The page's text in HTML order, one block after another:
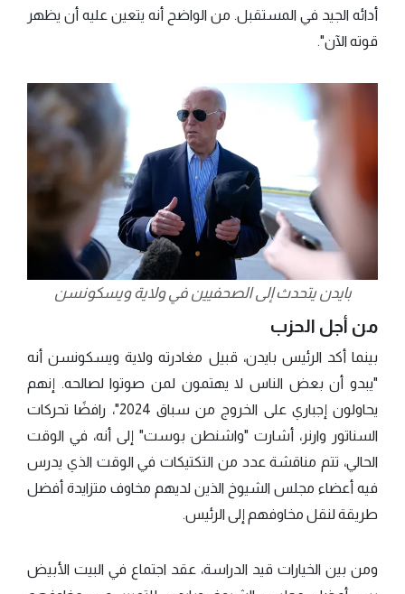
أدائه الجيد في المستقبل. من الواضح أنه يتعين عليه أن يظهر
قوته الآن".
بايدن يتحدث إلى الصحفيين في ولاية ويسكونسن
من أجل الحزب
بينما أكد الرئيس بايدن، قبيل مغادرته ولاية ويسكونسن أنه
"يبدو أن بعض الناس لا يهتمون لمن صوتوا لصالحه. إنهم
يحاولون إجباري على الخروج من سباق 2024"، رافضًا تحركات
السناتور وارنر، أشارت "واشنطن بوست" إلى أنه، في الوقت
الحالي، تتم مناقشة عدد من التكتيكات في الوقت الذي يدرس
فيه أعضاء مجلس الشيوخ الذين لديهم مخاوف متزايدة أفضل
طريقة لنقل مخاوفهم إلى الرئيس.
ومن بين الخيارات قيد الدراسة، عقد اجتماع في البيت الأبيض